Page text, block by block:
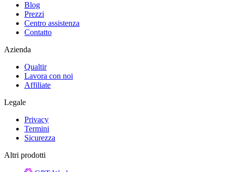
Blog
Prezzi
Centro assistenza
Contatto
Azienda
Qualtir
Lavora con noi
Affiliate
Legale
Privacy
Termini
Sicurezza
Altri prodotti